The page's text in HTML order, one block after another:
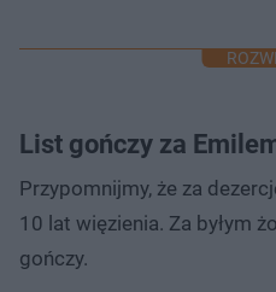
List gończy za
Przypomnijmy, że za
10 lat więzienia. Za byłym
gończy.